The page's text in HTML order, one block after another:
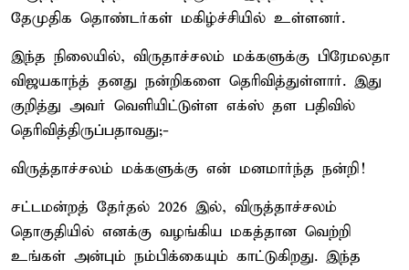
தேமுதிக தொண்டர்கள் மகிழ்ச்சியில் உள்ளனர்.
இந்த நிலையில், விருதாச்சலம் மக்களுக்கு பிரேமலதா
விஜயகாந்த் தனது நன்றிகளை தெரிவித்துள்ளார். இது
குறித்து அவர் வெளியிட்டுள்ள எக்ஸ் தள பதிவில்
தெரிவித்திருப்பதாவது;-
விருத்தாச்சலம் மக்களுக்கு என் மனமார்ந்த நன்றி!
சட்டமன்றத் தேர்தல் 2026 இல், விருத்தாச்சலம்
தொகுதியில் எனக்கு வழங்கிய மகத்தான வெற்றி
உங்கள் அன்பும் நம்பிக்கையும் காட்டுகிறது. இந்த